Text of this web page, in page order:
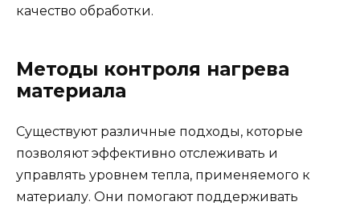
качество обработки.
Методы контроля нагрева
материала
Существуют различные подходы, которые
позволяют эффективно отслеживать и
управлять уровнем тепла, применяемого к
материалу. Они помогают поддерживать